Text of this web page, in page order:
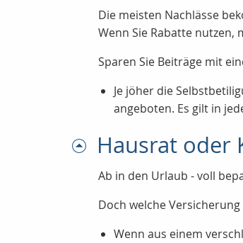
Die meisten Nachlässe
Wenn Sie Rabatte nutzen,
Sparen Sie Beiträge mit
Je jöher die
angeboten. Es gilt in
Hausrat oder
Ab in den Urlaub - voll
Doch welche
Wenn aus einem